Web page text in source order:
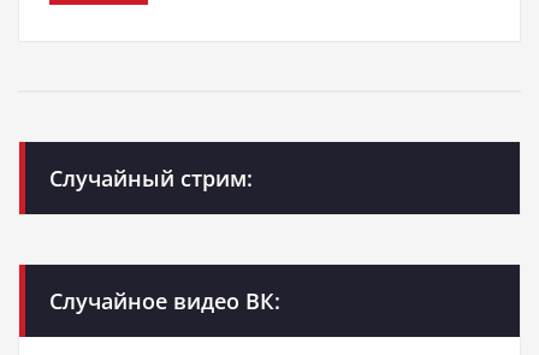
Случайный стрим:
Случайное видео ВК: